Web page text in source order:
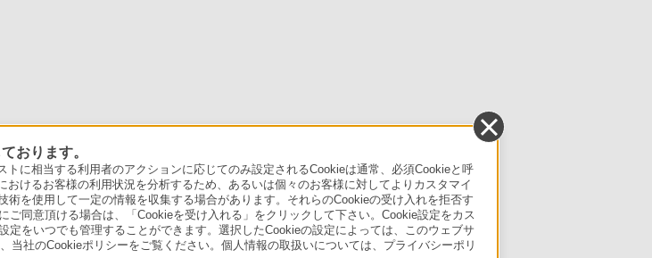
おります。
に相当する利用者のアクションに応じてのみ設定されるCookieは通常、必須Cookieと呼
けるお客様の利用状況を分析するため、あるいは個々のお客様に対してよりカスタマイ
を使用して一定の情報を収集する場合があります。それらのCookieの受け入れを拒否す
同意頂ける場合は、「Cookieを受け入れる」をクリックして下さい。Cookie設定をカス
をいつでも管理することができます。選択したCookieの設定によっては、このウェブサ
社のCookieポリシーをご覧ください。個人情報の取扱いについては、プライバシーポリ